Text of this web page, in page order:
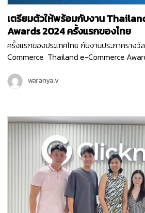
เตรียมตัวให้พร้อมกับงาน
Awards 2024 ครั้งแรกของไทย
ครั้งแรกของประเทศไทย กับงานประกาศราง
Commerce Thailand e-Commerce
ยอดเยี่ยม ที่ช่วยสนับสนุนอีคอมเมิร์ซไทยให้เติบ
ออนไลน์ให้ก้าวไปในอนาคตได้อย่างเต็มประสิ
Commerce Association) และ Clicknext ก็
สนับสนุน และร่วมเป็นกรรมการตัดสินรางวัลใ
ครั้งแรกของประเทศไทยด้วย…
waranya.v